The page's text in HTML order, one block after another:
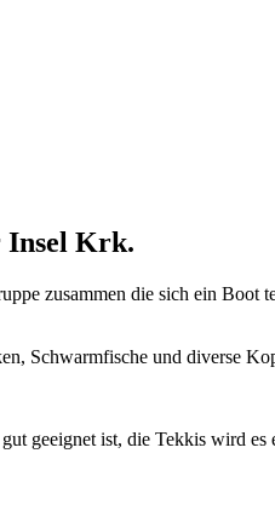
Insel Krk.
zusammen die sich ein Boot
Schwarmfische und diverse
geeignet ist, die Tekkis wird